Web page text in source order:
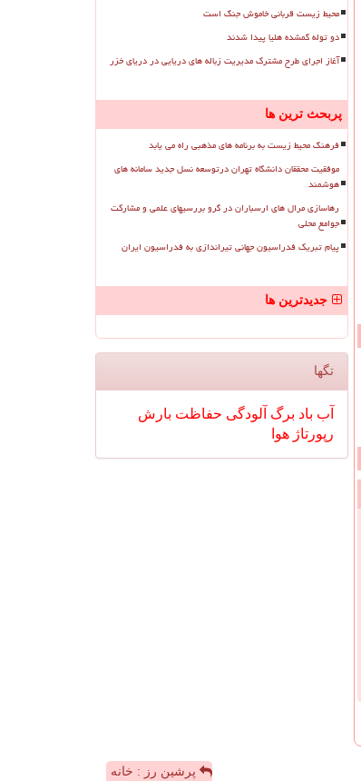
محیط زیست قربانی خاموش جنگ است
دو توله گمشده هلیا پیدا شدند
آغاز اجرای طرح مشترک مدیریت زباله های دریایی در دریای خزر
پربحث ترین ها
فرهنگ محیط زیست به برنامه های مذهبی راه می یابد
موفقیت محققان دانشگاه تهران درتوسعه نسل جدید سامانه های
هوشمند
رهاسازی مرال های ارسباران در گرو بررسیهای علمی و مشارکت
جوامع محلی
پیام تبریک فدراسیون جهانی تیراندازی به فدراسیون ایران
جدیدترین ها
تگها
آب باد برگ آلودگی حفاظت بارش
رپورتاژ هوا
پرشین رز : خانه